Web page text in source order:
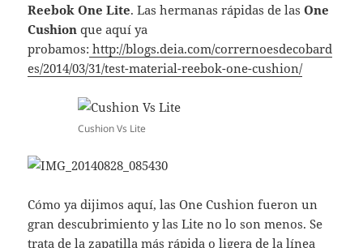
Reebok One Lite. Las hermanas rápidas de lasOne
Cushion que aquí ya
probamos: http://blogs.deia.com/corrernoesdecobard
es/2014/03/31/test-material-reebok-one-cushion/
Cushion Vs Lite
Cómo ya dijimos aquí, las One Cushion fueron un
gran descubrimiento y las Lite no lo son menos. Se
trata de la zapatilla más rápida o ligera de la línea